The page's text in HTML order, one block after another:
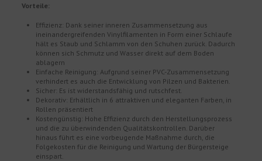
Vorteile:
Effizienz: Dank seiner inneren Zusammensetzung aus
ineinandergreifenden Vinylfilamenten in Form einer Schlaufe
hält es Staub und Schlamm von den Schuhen zurück. Dadurch
können sich Schmutz und Wasser direkt auf dem Boden
ablagern
Einfache Reinigung: Aufgrund seiner PVC-Zusammensetzung
verhindert es auch die Entwicklung von Pilzen und Bakterien.
Sicher: Es ist widerstandsfähig und rutschfest.
Dekorativ: Erhältlich in 6 attraktiven und eleganten Farben, in
Rollen präsentiert
Kostengünstig: Hohe Effizienz durch den Herstellungsprozess
und die zu überwindenden Qualitätskontrollen. Darüber
hinaus führt es eine vorbeugende Maßnahme durch, die
Folgekosten für die Reinigung und Wartung der Bürgersteige
einspart.